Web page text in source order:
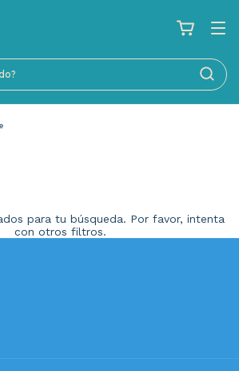
para tu búsqueda. Por favor, intenta
con otros filtros.